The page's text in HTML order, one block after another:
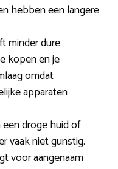
hebben een langere
minder dure
kopen en je
omdat
apparaten
droge huid of
vaak niet gunstig.
voor aangenaam